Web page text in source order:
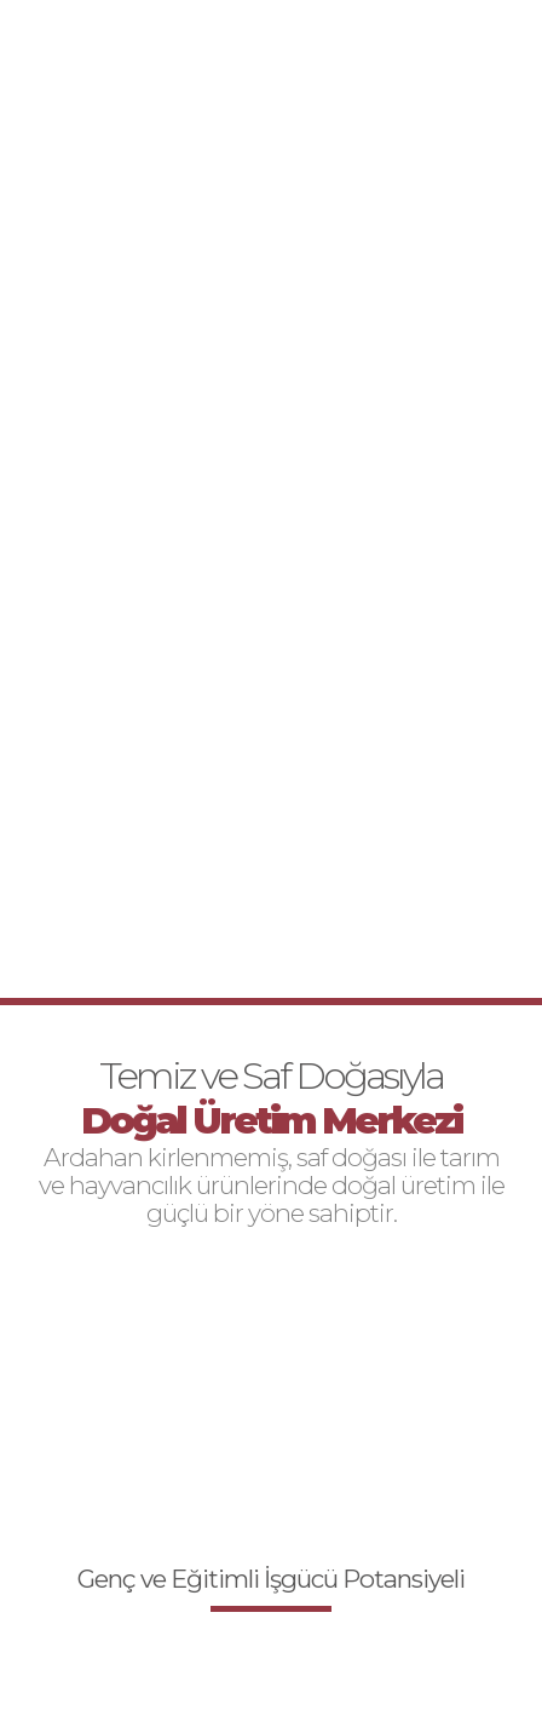
Temiz ve Saf Doğasıyla
Doğal Üretim Merkezi
Ardahan kirlenmemiş, saf doğası ile tarım
ve hayvancılık ürünlerinde doğal üretim ile
güçlü bir yöne sahiptir.
Genç ve Eğitimli İşgücü Potansiyeli